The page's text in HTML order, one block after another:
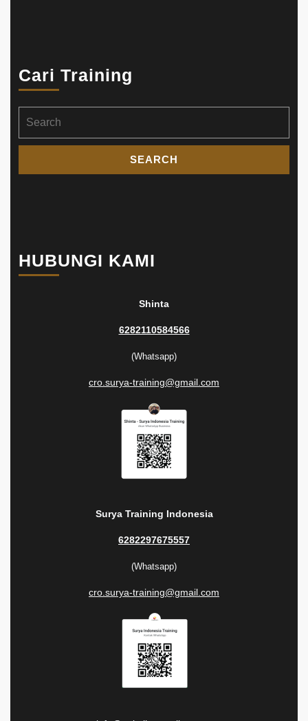
Cari Training
for:
HUBUNGI KAMI
Shinta
6282110584566
(Whatsapp)
cro.surya-training@gmail.com
Surya Training Indonesia
6282297675557
(Whatsapp)
cro.surya-training@gmail.com